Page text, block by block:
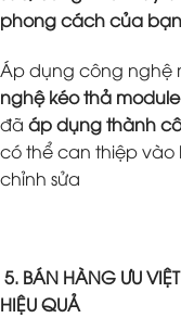
phong cách của bạn
Áp dụng công nghệ
nghệ kéo thả module
đã áp dụng thành
có thể can thiệp vào
chỉnh sửa
5. BÁN HÀNG ƯU
HIỆU QUẢ